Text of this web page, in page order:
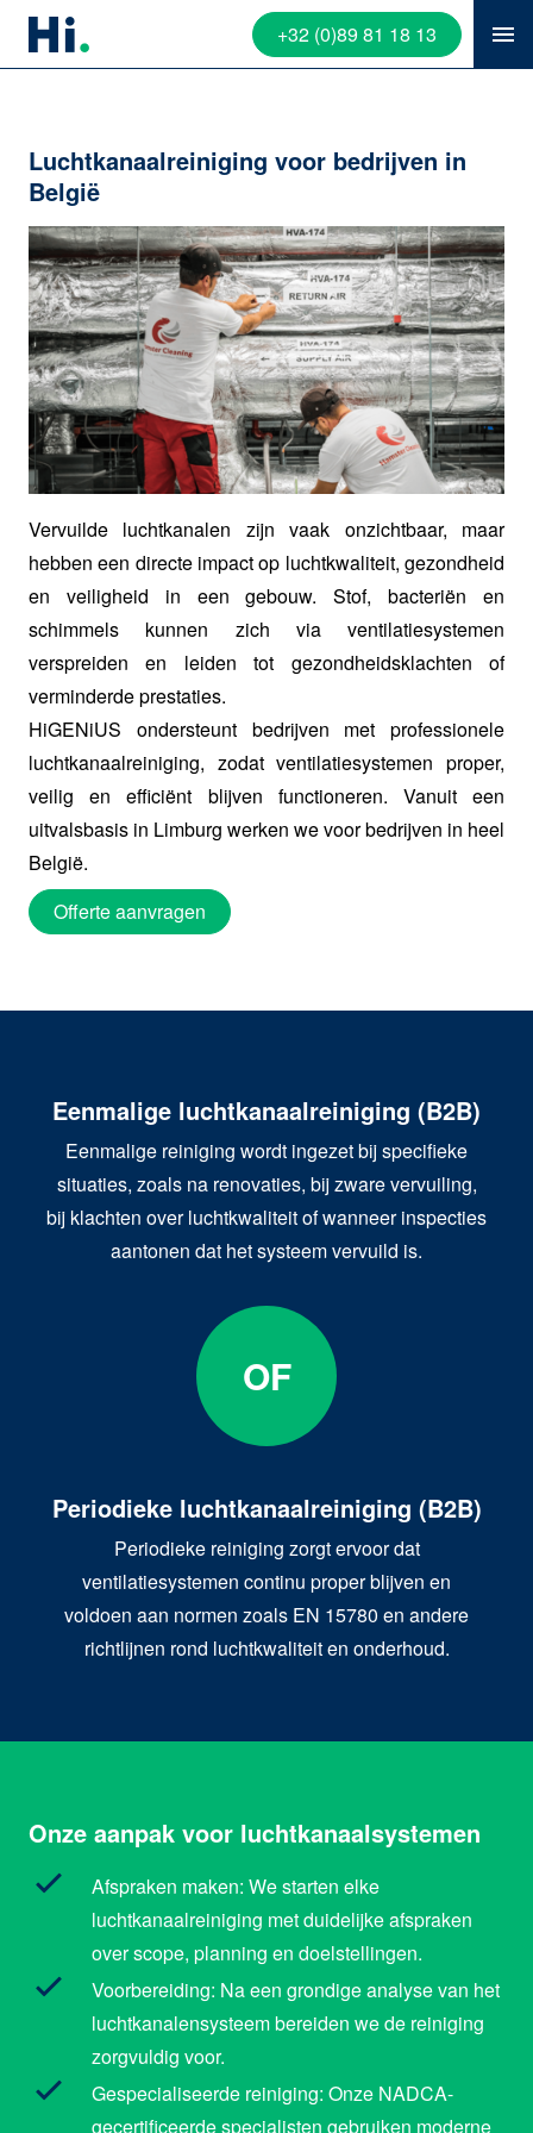
+32 (0)89 81 18 13
Luchtkanaalreiniging voor bedrijven in
België
Vervuilde luchtkanalen zijn vaak onzichtbaar, maar
hebben een directe impact op luchtkwaliteit, gezondheid
en veiligheid in een gebouw. Stof, bacteriën en
schimmels kunnen zich via ventilatiesystemen
verspreiden en leiden tot gezondheidsklachten of
verminderde prestaties.
HiGENiUS ondersteunt bedrijven met professionele
luchtkanaalreiniging, zodat ventilatiesystemen proper,
veilig en efficiënt blijven functioneren. Vanuit een
uitvalsbasis in Limburg werken we voor bedrijven in heel
België.
Offerte aanvragen
Eenmalige luchtkanaalreiniging (B2B)
Eenmalige reiniging wordt ingezet bij specifieke
situaties, zoals na renovaties, bij zware vervuiling,
bij klachten over luchtkwaliteit of wanneer inspecties
aantonen dat het systeem vervuild is.
OF
Periodieke luchtkanaalreiniging (B2B)
Periodieke reiniging zorgt ervoor dat
ventilatiesystemen continu proper blijven en
voldoen aan normen zoals EN 15780 en andere
richtlijnen rond luchtkwaliteit en onderhoud.
Onze aanpak voor luchtkanaalsystemen
Afspraken maken: We starten elke
luchtkanaalreiniging met duidelijke afspraken
over scope, planning en doelstellingen.
Voorbereiding: Na een grondige analyse van het
luchtkanalensysteem bereiden we de reiniging
zorgvuldig voor.
Gespecialiseerde reiniging: Onze NADCA-
gecertificeerde specialisten gebruiken moderne